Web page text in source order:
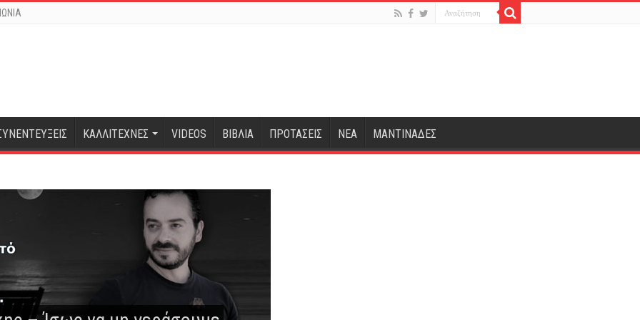
ΚΑΛΛΙΤΕΧΝΕΣ VIDEOS ΒΙΒΛΙΑ ΠΡΟΤΑΣΕΙΣ ΝΕΑ ΜΑΝΤΙΝΑΔΕΣ